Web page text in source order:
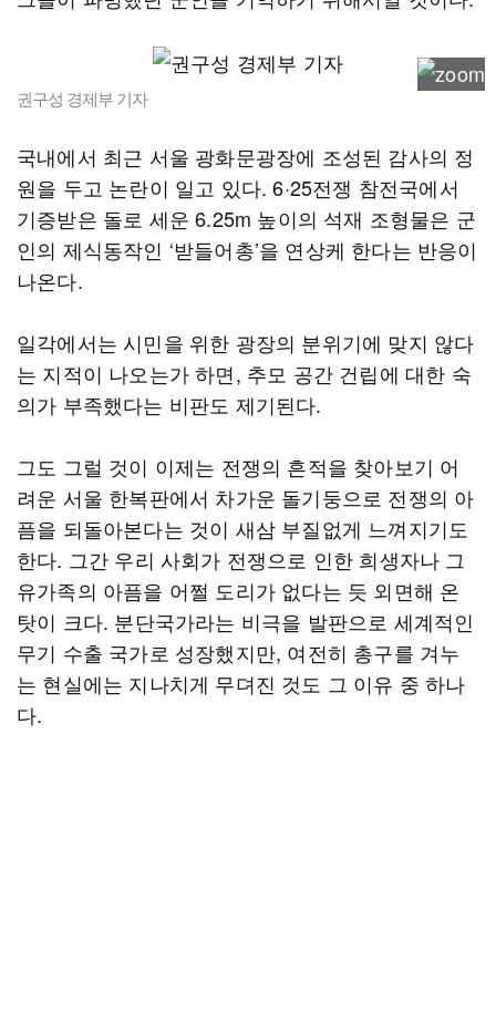
권구성 경제부 기자
국내에서 최근 서울 광화문광장에 조성된 감사의 정
원을 두고 논란이 일고 있다. 6·25전쟁 참전국에서
기증받은 돌로 세운 6.25m 높이의 석재 조형물은 군
인의 제식동작인 ‘받들어총’을 연상케 한다는 반응이
나온다.
일각에서는 시민을 위한 광장의 분위기에 맞지 않다
는 지적이 나오는가 하면, 추모 공간 건립에 대한 숙
의가 부족했다는 비판도 제기된다.
그도 그럴 것이 이제는 전쟁의 흔적을 찾아보기 어
려운 서울 한복판에서 차가운 돌기둥으로 전쟁의 아
픔을 되돌아본다는 것이 새삼 부질없게 느껴지기도
한다. 그간 우리 사회가 전쟁으로 인한 희생자나 그
유가족의 아픔을 어쩔 도리가 없다는 듯 외면해 온
탓이 크다. 분단국가라는 비극을 발판으로 세계적인
무기 수출 국가로 성장했지만, 여전히 총구를 겨누
는 현실에는 지나치게 무뎌진 것도 그 이유 중 하나
다.